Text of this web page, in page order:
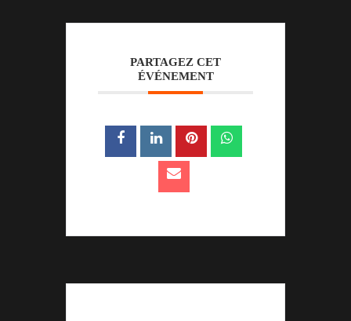
PARTAGEZ CET
ÉVÉNEMENT